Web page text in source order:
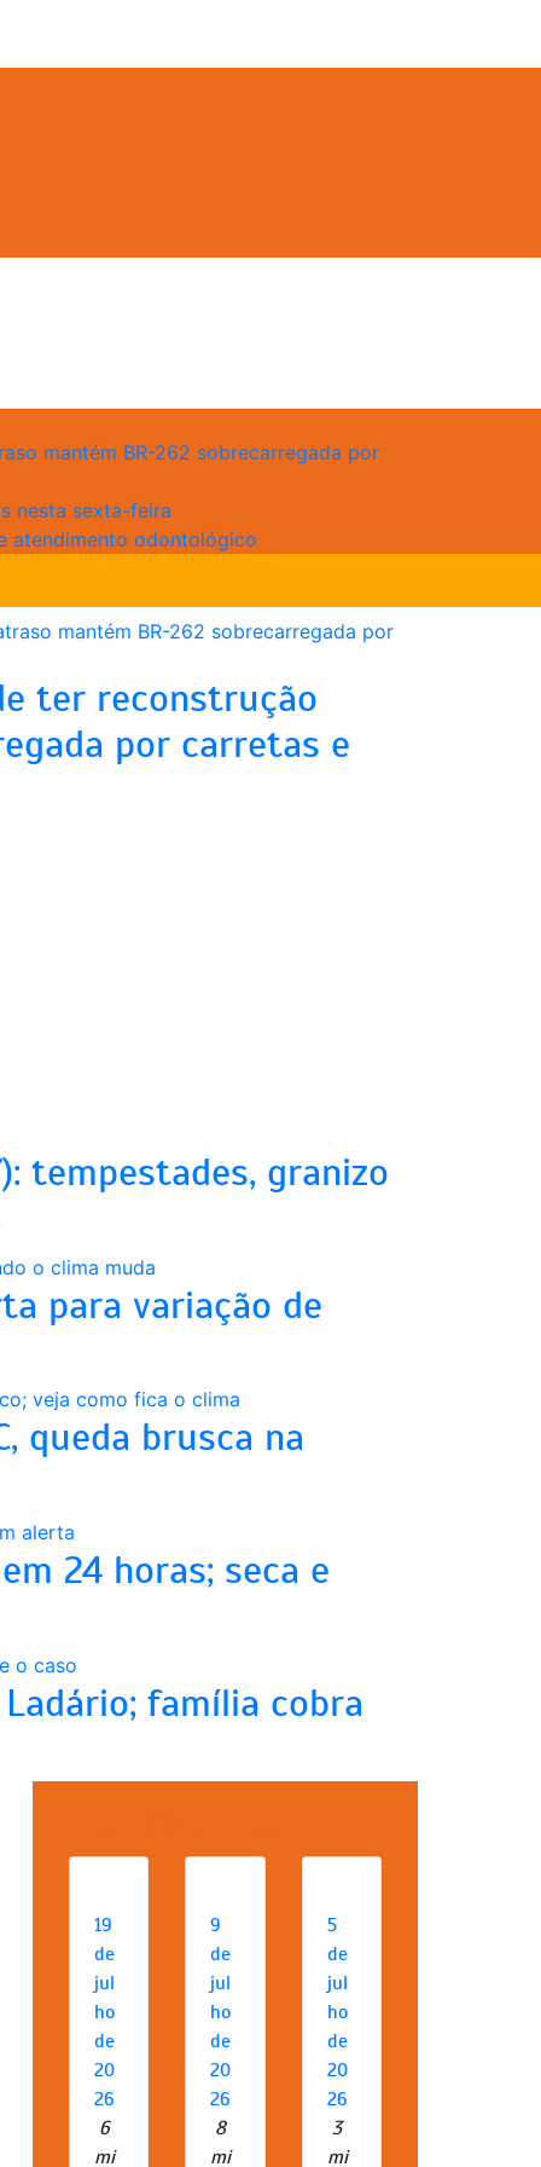
mantém BR-262 sobrecarregada por
nesta sexta-feira
atendimento odontológico
ter reconstrução
por carretas e
tempestades, granizo
para variação de
queda brusca na
24 horas; seca e
família cobra
19
de
jul
ho
de
20
26
6
mi
9
de
jul
ho
de
20
26
8
mi
5
de
jul
ho
de
20
26
3
mi